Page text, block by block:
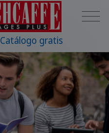
Catálogo gratis